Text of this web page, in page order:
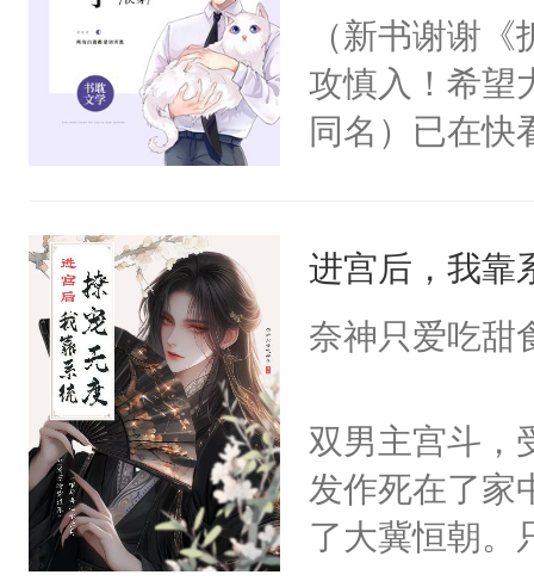
（新书谢谢
攻慎入！希望
同名）已在快
成为所有白莲
I，他们决定
莲花可不止有
点脑袋，看着
常见问题一：
教科书版：“
进宫后，我靠
奈神只爱吃甜
双男主宫斗，
发作死在了家
了大冀恒朝。